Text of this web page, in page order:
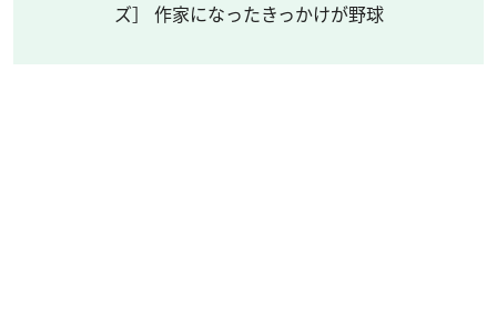
ズ］ 作家になったきっかけが野球